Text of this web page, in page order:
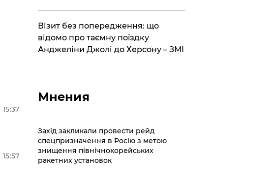
15:37
15:57
Візит без попередження: що
відомо про таємну поїздку
Анджеліни Джолі до Херсону – ЗМІ
Мнения
​Захід закликали провести рейд
спецпризначення в Росію з метою
знищення північнокорейських
ракетних установок